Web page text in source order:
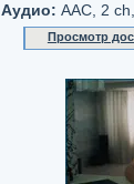
Аудио: AAC, 2
Просмотр